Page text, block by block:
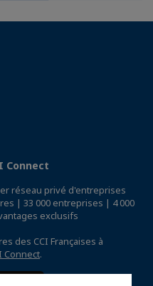
Connect
réseau privé d'entreprises
| 33 000 entreprises | 4 000
exclusifs
des CCI Françaises à
Connect.